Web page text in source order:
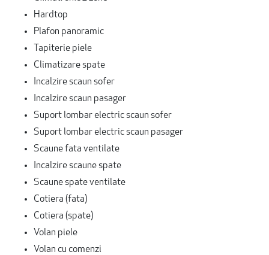
Hardtop
Plafon panoramic
Tapiterie piele
Climatizare spate
Incalzire scaun sofer
Incalzire scaun pasager
Suport lombar electric scaun sofer
Suport lombar electric scaun pasager
Scaune fata ventilate
Incalzire scaune spate
Scaune spate ventilate
Cotiera (fata)
Cotiera (spate)
Volan piele
Volan cu comenzi